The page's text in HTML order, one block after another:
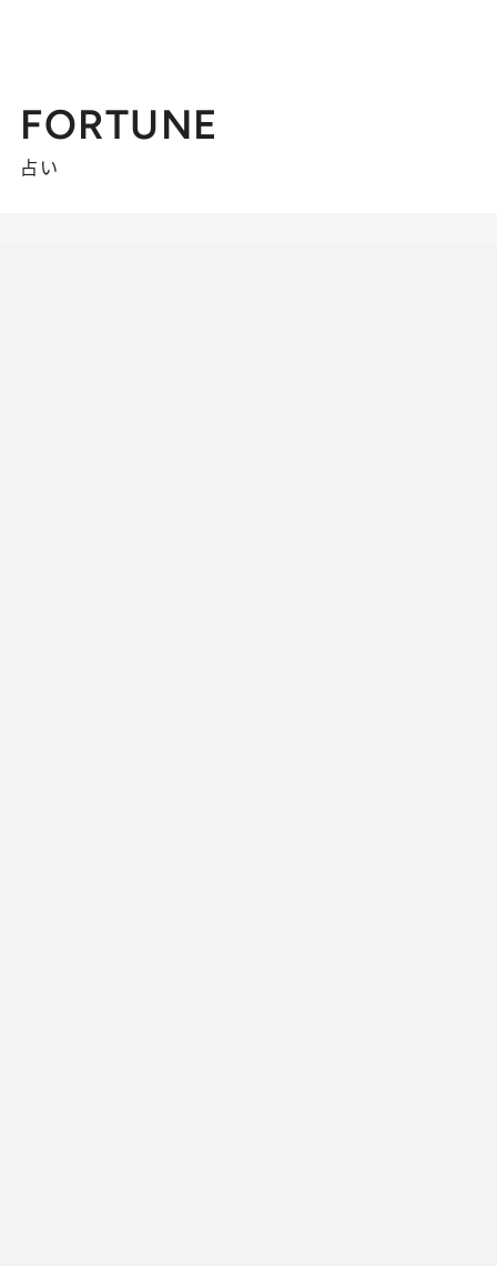
FORTUNE
占い